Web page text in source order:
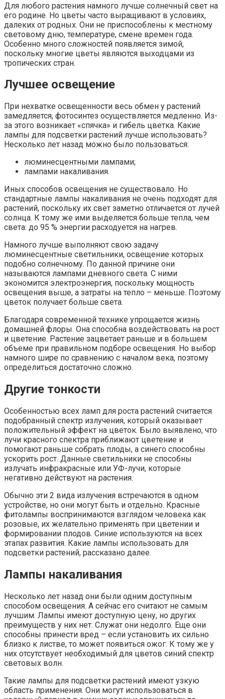
Для любого растения намного лучше солнечный свет на
его родине. Но цветы часто выращивают в условиях,
далеких от родных. Они не приспособлены к местному
световому дню, температуре, смене времен года.
Особенно много сложностей появляется зимой,
поскольку многие цветы являются выходцами из
тропических стран.
Лучшее освещение
При нехватке освещенности весь обмен у растений
замедляется, фотосинтез осуществляется медленно. Из-
за этого возникает «спячка» и гибель цветка. Какие
лампы для подсветки растений лучше использовать?
Несколько лет назад можно было пользоваться:
люминесцентными лампами;
лампами накаливания.
Иных способов освещения не существовало. Но
стандартные лампы накаливания не очень подходят для
растений, поскольку их свет заметно отличается от лучей
солнца. К тому же ими выделяется больше тепла, чем
света: до 95 % энергии расходуется на нагрев.
Намного лучше выполняют свою задачу
люминесцентные светильники, освещение которых
подобно солнечному. По данной причине они
называются лампами дневного света. С ними
экономится электроэнергия, поскольку мощность
освещения выше, а затраты на тепло – меньше. Поэтому
цветок получает больше света.
Благодаря современной технике упрощается жизнь
домашней флоры. Она способна воздействовать на рост
и цветение. Растение зацветает раньше и в большем
объеме при правильном подборе освещения. Но выбор
намного шире по сравнению с началом века, поэтому
определиться достаточно сложно.
Другие тонкости
Особенностью всех ламп для роста растений считается
подобранный спектр излучения, который оказывает
положительный эффект на цветок. Было выявлено, что
лучи красного спектра приближают цветение и
помогают раньше собрать плоды, а синего способны
ускорить рост. Данные светильники не способны
излучать инфракрасные или УФ-лучи, которые
негативно действуют на растения.
Обычно эти 2 вида излучения встречаются в одном
устройстве, но они могут быть и отдельно. Красные
фитолампы воспринимаются взглядом человека как
розовые, их желательно применять при цветении и
формировании плодов. Синие используются на всех
этапах развития. Какие лампы использовать для
подсветки растений, рассказано далее.
Лампы накаливания
Несколько лет назад они были одним доступным
способом освещения. А сейчас его считают не самым
лучшим. Лампы имеют доступную цену, но других
преимуществ у них нет. Служат они недолго. Еще они
способны принести вред – если установить их сильно
близко к листве, то может появиться ожог. К тому же у
них отсутствует необходимый для цветов синий спектр
световых волн.
Такие лампы для подсветки растений имеют узкую
область применения. Они могут использоваться в